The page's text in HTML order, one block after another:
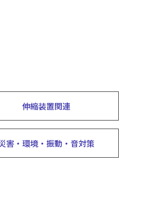
伸縮装置関連
害・環境・振動・音対策